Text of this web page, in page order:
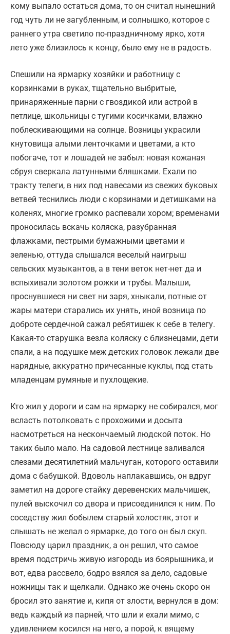
кому выпало остаться дома, то он считал нынешний
год чуть ли не загубленным, и солнышко, которое с
раннего утра светило по-праздничному ярко, хотя
лето уже близилось к концу, было ему не в радость.
Спешили на ярмарку хозяйки и работницу с
корзинками в руках, тщательно выбритые,
принаряженные парни с гвоздикой или астрой в
петлице, школьницы с тугими косичками, влажно
поблескивающими на солнце. Возницы украсили
кнутовища алыми ленточками и цветами, а кто
побогаче, тот и лошадей не забыл: новая кожаная
сбруя сверкала латунными бляшками. Ехали по
тракту телеги, в них под навесами из свежих буковых
ветвей теснились люди с корзинами и детишками на
коленях, многие громко распевали хором; временами
проносилась вскачь коляска, разубранная
флажками, пестрыми бумажными цветами и
зеленью, оттуда слышался веселый наигрыш
сельских музыкантов, а в тени веток нет-нет да и
вспыхивали золотом рожки и трубы. Малыши,
проснувшиеся ни свет ни заря, хныкали, потные от
жары матери старались их унять, иной возница по
доброте сердечной сажал ребятишек к себе в телегу.
Какая-то старушка везла коляску с близнецами, дети
спали, а на подушке меж детских головок лежали две
нарядные, аккуратно причесанные куклы, под стать
младенцам румяные и пухлощекие.
Кто жил у дороги и сам на ярмарку не собирался, мог
всласть потолковать с прохожими и досыта
насмотреться на нескончаемый людской поток. Но
таких было мало. На садовой лестнице заливался
слезами десятилетний мальчуган, которого оставили
дома с бабушкой. Вдоволь наплакавшись, он вдруг
заметил на дороге стайку деревенских мальчишек,
пулей выскочил со двора и присоединился к ним. По
соседству жил бобылем старый холостяк, этот и
слышать не желал о ярмарке, до того он был скуп.
Повсюду царил праздник, а он решил, что самое
время подстричь живую изгородь из боярышника, и
вот, едва рассвело, бодро взялся за дело, садовые
ножницы так и щелкали. Однако же очень скоро он
бросил это занятие и, кипя от злости, вернулся в дом:
ведь каждый из парней, что шли и ехали мимо, с
удивлением косился на него, а порой, к вящему